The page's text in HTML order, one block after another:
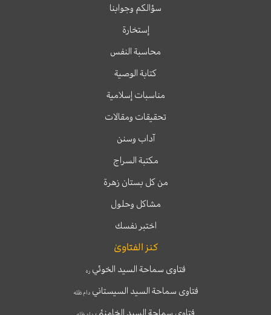
سؤالكم وجوابنا
إستخارة
محاسبة النفس
كتابة الوصية
مناسبات إسلامية
تحقيقات ومقالات
آداب وسنن
مكتبة السراج
من كل بستان زهرة
مشاكل وحلول
اختبر نفسك
كنز الفتاوىٰ
فتاوى سماحة السيد الخوئيره
فتاوى سماحة السيد السيستانيدام ظله